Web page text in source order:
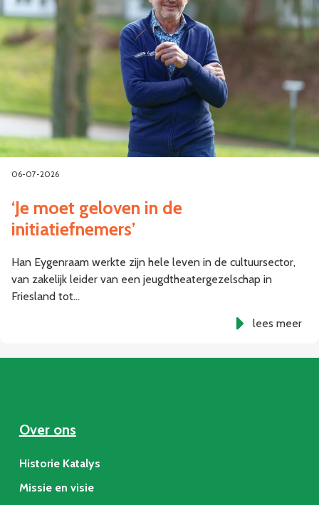
06-07-2026
‘Je moet geloven in de
initiatiefnemers’
Han Eygenraam werkte zijn hele leven in de cultuursector,
van zakelijk leider van een jeugdtheatergezelschap in
Friesland tot…
lees meer
Over ons
Historie Katalys
Missie en visie